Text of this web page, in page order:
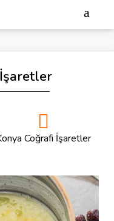
Coğrafi İşaretler